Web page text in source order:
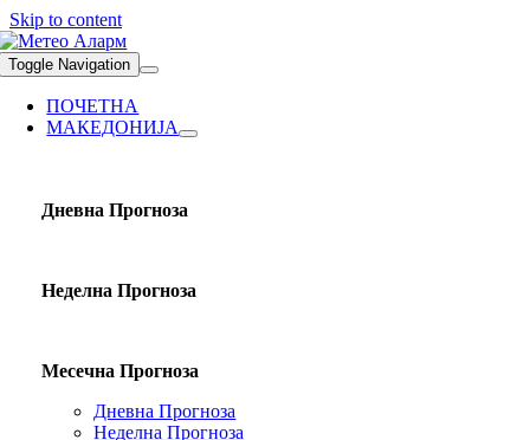
Skip to content
Toggle Navigation
ПОЧЕТНА
МАКЕДОНИЈА
Дневна Прогноза
Неделна Прогноза
Месечна Прогноза
Дневна Прогноза
Неделна Прогноза